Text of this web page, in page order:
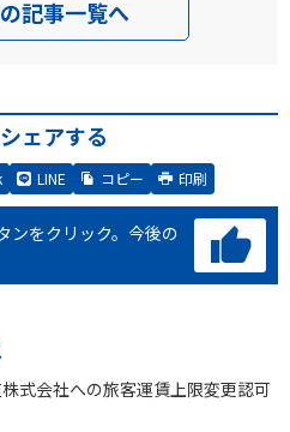
記事一覧へ
ェアする
LINE コピー 印刷
をクリック。 今後の
株式会社への旅客運賃上限変更認可